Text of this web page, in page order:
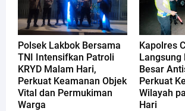
Polsek Lakbok Bersama
TNI Intensifkan Patroli
KRYD Malam Hari,
Perkuat Keamanan Objek
Vital dan Permukiman
Warga
Kapolres
Langsung
Besar
Perkuat
Wilayah
Hari